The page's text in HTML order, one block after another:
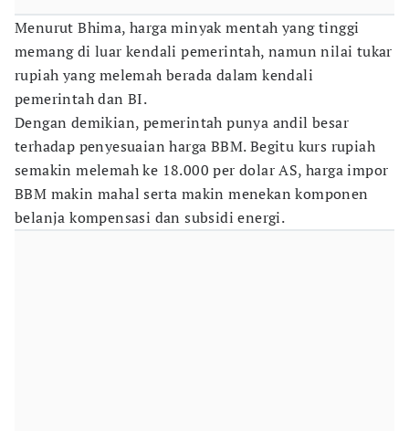
Menurut Bhima, harga minyak mentah yang tinggi
memang di luar kendali pemerintah, namun nilai tukar
rupiah yang melemah berada dalam kendali
pemerintah dan BI.
Dengan demikian, pemerintah punya andil besar
terhadap penyesuaian harga BBM. Begitu kurs rupiah
semakin melemah ke 18.000 per dolar AS, harga impor
BBM makin mahal serta makin menekan komponen
belanja kompensasi dan subsidi energi.